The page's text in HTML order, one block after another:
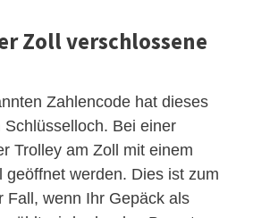
Zoll verschlossene
Zahlencode hat dieses
Schlüsselloch. Bei einer
Trolley am Zoll mit einem
geöffnet werden. Dies ist zum
Fall, wenn Ihr Gepäck als